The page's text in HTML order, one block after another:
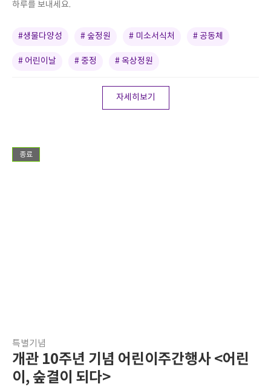
하루를 보내세요.
#생물다양성 # 숲정원 # 미소서식처 # 공동체
# 어린이날 # 중정 # 옥상정원
자세히보기
종료
특별기념
개관 10주년 기념 어린이주간행사 <어린
이, 숲결이 되다>